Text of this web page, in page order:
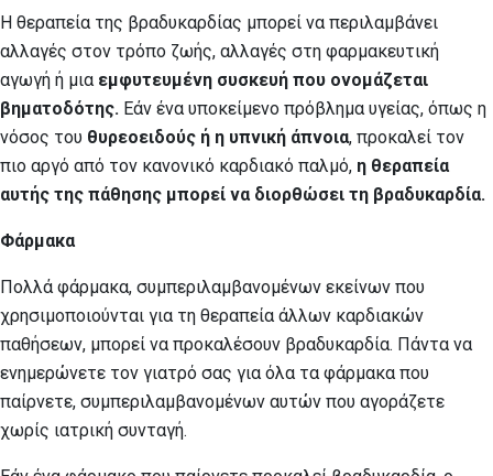
Η θεραπεία της βραδυκαρδίας μπορεί να περιλαμβάνει
αλλαγές στον τρόπο ζωής, αλλαγές στη φαρμακευτική
αγωγή ή μια εμφυτευμένη συσκευή που ονομάζεται
βηματοδότης. Εάν ένα υποκείμενο πρόβλημα υγείας, όπως η
νόσος του θυρεοειδούς ή η υπνική άπνοια, προκαλεί τον
πιο αργό από τον κανονικό καρδιακό παλμό, η θεραπεία
αυτής της πάθησης μπορεί να διορθώσει τη βραδυκαρδία.
Φάρμακα
Πολλά φάρμακα, συμπεριλαμβανομένων εκείνων που
χρησιμοποιούνται για τη θεραπεία άλλων καρδιακών
παθήσεων, μπορεί να προκαλέσουν βραδυκαρδία. Πάντα να
ενημερώνετε τον γιατρό σας για όλα τα φάρμακα που
παίρνετε, συμπεριλαμβανομένων αυτών που αγοράζετε
χωρίς ιατρική συνταγή.